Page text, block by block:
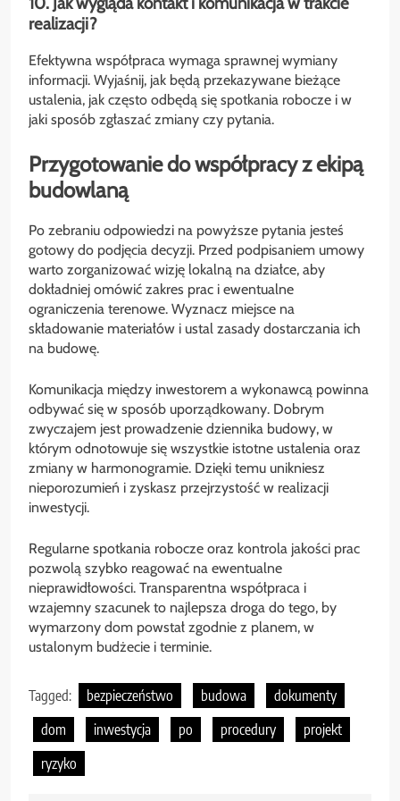
realizacji?
Efektywna współpraca wymaga sprawnej wymiany
informacji. Wyjaśnij, jak będą przekazywane bieżące
ustalenia, jak często odbędą się spotkania robocze i w
jaki sposób zgłaszać zmiany czy pytania.
Przygotowanie do współpracy z ekipą
budowlaną
Po zebraniu odpowiedzi na powyższe pytania jesteś
gotowy do podjęcia decyzji. Przed podpisaniem umowy
warto zorganizować wizję lokalną na działce, aby
dokładniej omówić zakres prac i ewentualne
ograniczenia terenowe. Wyznacz miejsce na
składowanie materiałów i ustal zasady dostarczania ich
na budowę.
Komunikacja między inwestorem a wykonawcą powinna
odbywać się w sposób uporządkowany. Dobrym
zwyczajem jest prowadzenie dziennika budowy, w
którym odnotowuje się wszystkie istotne ustalenia oraz
zmiany w harmonogramie. Dzięki temu unikniesz
nieporozumień i zyskasz przejrzystość w realizacji
inwestycji.
Regularne spotkania robocze oraz kontrola jakości prac
pozwolą szybko reagować na ewentualne
nieprawidłowości. Transparentna współpraca i
wzajemny szacunek to najlepsza droga do tego, by
wymarzony dom powstał zgodnie z planem, w
ustalonym budżecie i terminie.
Tagged: bezpieczeństwo budowa
dokumenty
dom
inwestycja po procedury
projekt
ryzyko